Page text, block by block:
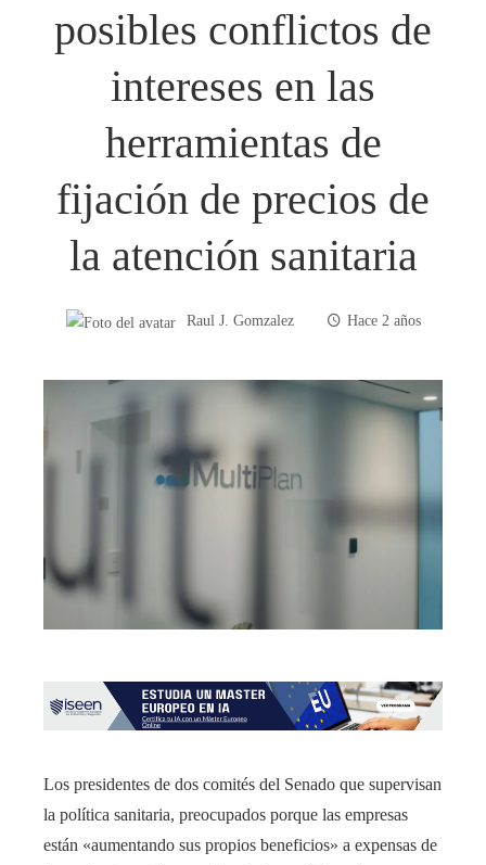
posibles conflictos de
intereses en las
herramientas de
fijación de precios de
la atención sanitaria
Raul J. Gomzalez Hace 2 años
Los presidentes de dos comités del Senado que supervisan
la política sanitaria, preocupados porque las empresas
están «aumentando sus propios beneficios» a expensas de